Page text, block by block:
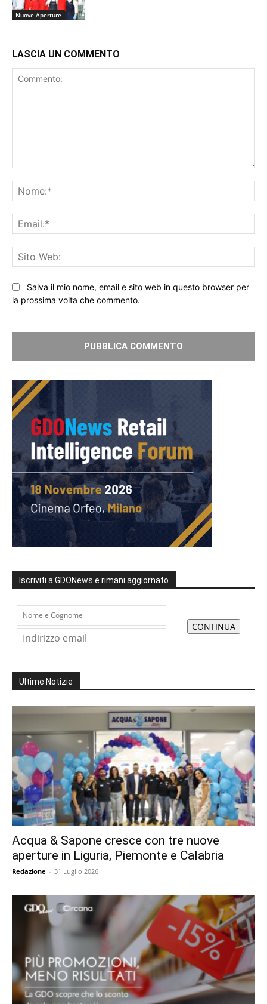
Nuove Aperture
LASCIA UN COMMENTO
Salva il mio nome, email e sito web in questo browser per
la prossima volta che commento.
Iscriviti a GDONews e rimani aggiornato
Ultime Notizie
Acqua & Sapone cresce con tre nuove
aperture in Liguria, Piemonte e Calabria
Redazione - 31 Luglio 2026